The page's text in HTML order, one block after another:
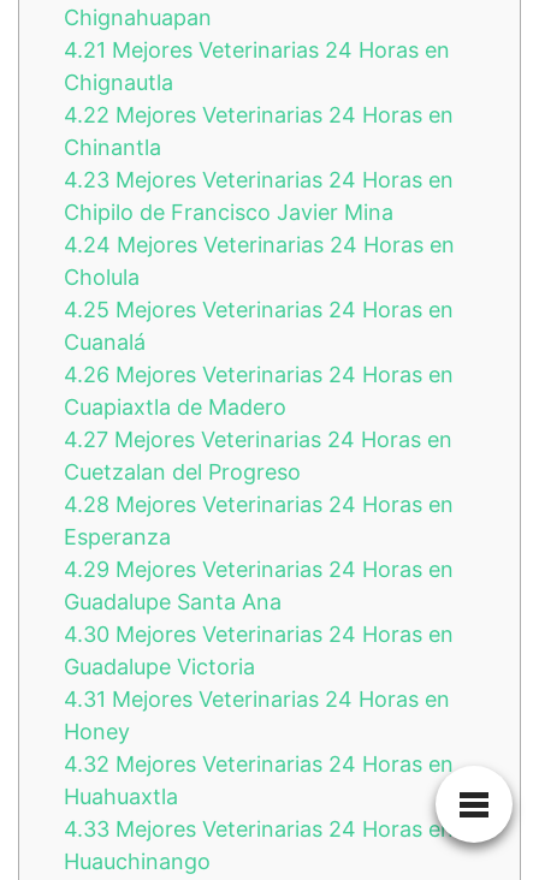
Chignahuapan
4.21 Mejores Veterinarias 24 Horas en
Chignautla
4.22 Mejores Veterinarias 24 Horas en
Chinantla
4.23 Mejores Veterinarias 24 Horas en
Chipilo de Francisco Javier Mina
4.24 Mejores Veterinarias 24 Horas en
Cholula
4.25 Mejores Veterinarias 24 Horas en
Cuanalá
4.26 Mejores Veterinarias 24 Horas en
Cuapiaxtla de Madero
4.27 Mejores Veterinarias 24 Horas en
Cuetzalan del Progreso
4.28 Mejores Veterinarias 24 Horas en
Esperanza
4.29 Mejores Veterinarias 24 Horas en
Guadalupe Santa Ana
4.30 Mejores Veterinarias 24 Horas en
Guadalupe Victoria
4.31 Mejores Veterinarias 24 Horas en
Honey
4.32 Mejores Veterinarias 24 Horas en
Huahuaxtla
4.33 Mejores Veterinarias 24 Horas en
Huauchinango